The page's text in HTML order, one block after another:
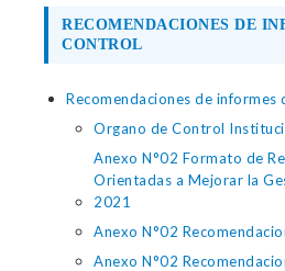
RECOMENDACIONES DE
CONTROL
Recomendaciones de informes
Organo de Control
Anexo N°02 Formato de
Orientadas a Mejorar la
2021
Anexo N°02
Anexo N°02